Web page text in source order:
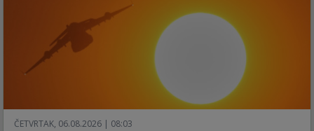
ČETVRTAK, 06.08.2026 | 08:03